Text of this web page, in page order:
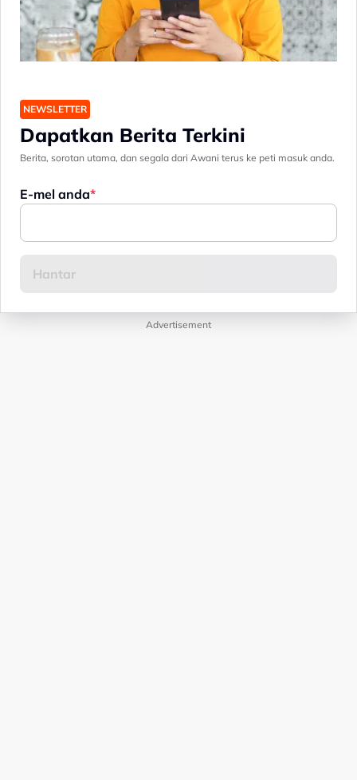
NEWSLETTER
Dapatkan Berita Terkini
Berita, sorotan utama, dan segala dari Awani terus ke peti masuk anda.
E-mel anda
Advertisement